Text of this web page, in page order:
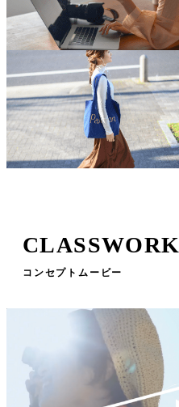
CLASSWORK
コンセプトムービー